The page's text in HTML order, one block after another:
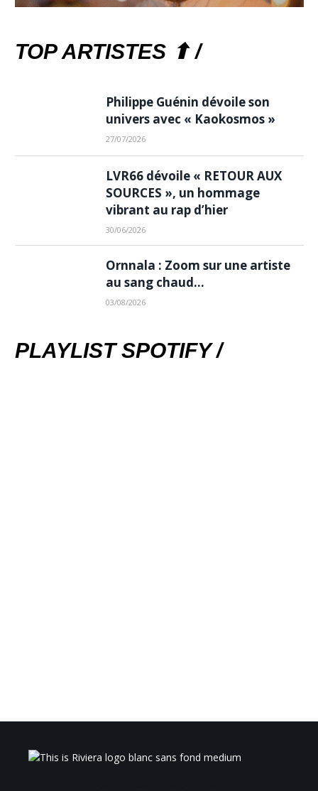
TOP ARTISTES ⬆ /
Philippe Guénin dévoile son
univers avec « Kaokosmos »
27/07/2026
LVR66 dévoile « RETOUR AUX
SOURCES », un hommage
vibrant au rap d’hier
30/06/2026
Ornnala : Zoom sur une artiste
au sang chaud…
03/08/2026
PLAYLIST SPOTIFY /